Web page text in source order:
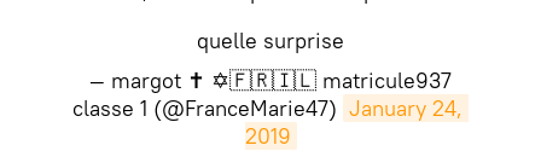
quelle surprise
— margot ✝️ ✡️🇫🇷🇮🇱 matricule937
classe 1 (@FranceMarie47) January 24,
2019